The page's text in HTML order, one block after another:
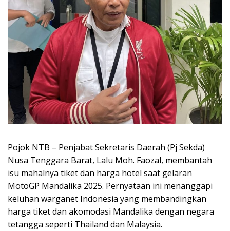
Pojok NTB – Penjabat Sekretaris Daerah (Pj Sekda)
Nusa Tenggara Barat, Lalu Moh. Faozal, membantah
isu mahalnya tiket dan harga hotel saat gelaran
MotoGP Mandalika 2025. Pernyataan ini menanggapi
keluhan warganet Indonesia yang membandingkan
harga tiket dan akomodasi Mandalika dengan negara
tetangga seperti Thailand dan Malaysia.